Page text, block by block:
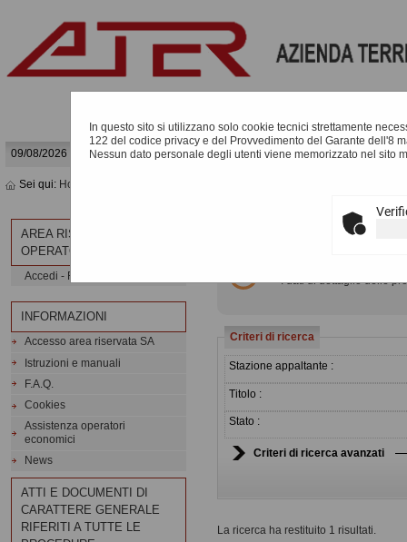
09/08/2026 10:02
Sei qui: Home
In questo sito si utilizzano solo cookie tecnici strettamente
122 del codice privacy e del Provvedimento del Garante dell'8
Nessun dato personale degli utenti viene memorizzato nel sito
AVVISI DI GARA
I dati di dettaglio delle
Criteri di ricerca
Stazione appaltante :
Titolo :
Stato :
Criteri di ricerca avanzati
La ricerca ha restituito 1 risultati.
AREA RISERVATA
OPERATORE ECONOMICO
Accedi - Registrati
INFORMAZIONI
Accesso area riservata SA
Istruzioni e manuali
F.A.Q.
Cookies
Assistenza operatori
economici
News
ATTI E DOCUMENTI DI
CARATTERE GENERALE
RIFERITI A TUTTE LE